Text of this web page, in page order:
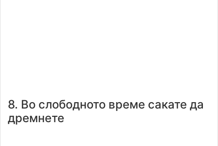
8. Во слободното време сакате да
дремнете